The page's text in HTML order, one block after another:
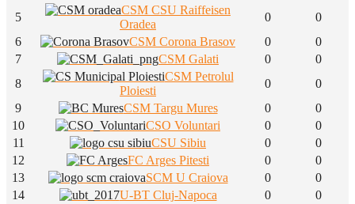
5
CSM CSU Raiffeisen
Oradea
0
0
6
CSM Corona Brasov 0
0
7
CSM Galati 0
0
8
CSM Petrolul
Ploiesti
0
0
9
CSM Targu Mures 0
0
10
CSO Voluntari 0
0
11
CSU Sibiu 0
0
12
FC Arges Pitesti 0
0
13
SCM U Craiova 0
0
14
U-BT Cluj-Napoca 0
0